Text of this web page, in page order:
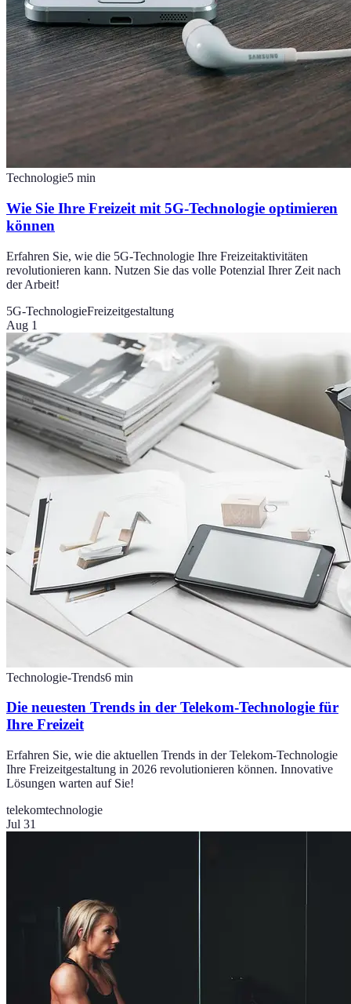
Technologie5 min
Wie Sie Ihre Freizeit mit 5G-Technologie optimieren
können
Erfahren Sie, wie die 5G-Technologie Ihre Freizeitaktivitäten
revolutionieren kann. Nutzen Sie das volle Potenzial Ihrer Zeit nach
der Arbeit!
5G-TechnologieFreizeitgestaltung
Aug 1
Technologie-Trends6 min
Die neuesten Trends in der Telekom-Technologie für
Ihre Freizeit
Erfahren Sie, wie die aktuellen Trends in der Telekom-Technologie
Ihre Freizeitgestaltung in 2026 revolutionieren können. Innovative
Lösungen warten auf Sie!
telekomtechnologie
Jul 31